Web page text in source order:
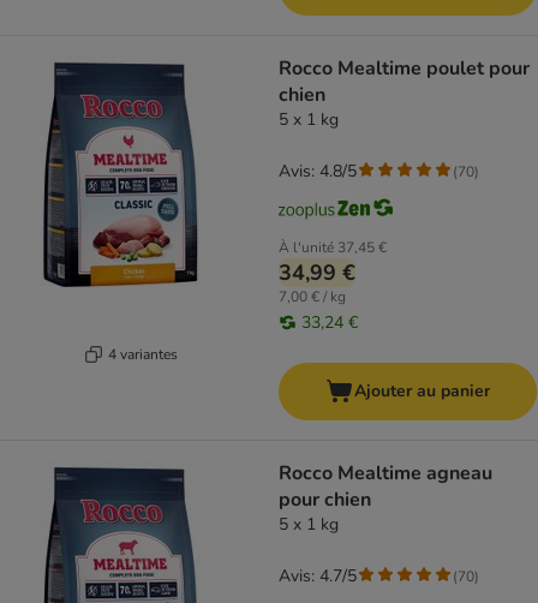
4 variantes
Rocco Mealtime poulet pour
chien
5 x 1 kg
À l'unité 37,45 €
34,99 €
7,00 € / kg
33,24 €
Avis: 4.8/5 (70)
Ajouter au panier
Rocco Mealtime agneau
pour chien
5 x 1 kg
Avis: 4.7/5 (70)